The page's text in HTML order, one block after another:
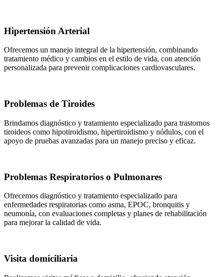
Hipertensión Arterial
Ofrecemos un manejo integral de la hipertensión, combinando
tratamiento médico y cambios en el estilo de vida, con atención
personalizada para prevenir complicaciones cardiovasculares.
Problemas de Tiroides
Brindamos diagnóstico y tratamiento especializado para trastornos
tiroideos como hipotiroidismo, hipertiroidismo y nódulos, con el
apoyo de pruebas avanzadas para un manejo preciso y eficaz.
Problemas Respiratorios o Pulmonares
Ofrecemos diagnóstico y tratamiento especializado para
enfermedades respiratorias como asma, EPOC, bronquitis y
neumonía, con evaluaciones completas y planes de rehabilitación
para mejorar la calidad de vida.
Visita domiciliaria